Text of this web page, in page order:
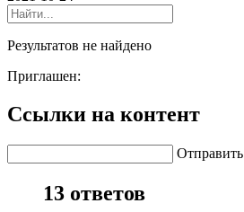
Результатов не найдено
Приглашен:
Ссылки на контент
Отправить
13 ответов